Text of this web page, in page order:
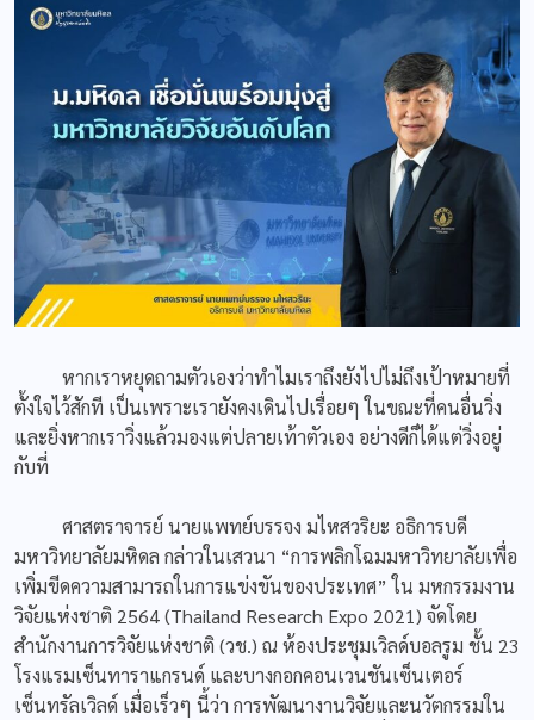
หากเราหยุดถามตัวเองว่าทำไมเราถึงยังไปไม่ถึงเป้าหมายที่
ตั้งใจไว้สักที เป็นเพราะเรายังคงเดินไปเรื่อยๆ ในขณะที่คนอื่นวิ่ง
และยิ่งหากเราวิ่งแล้วมองแต่ปลายเท้าตัวเอง อย่างดีก็ได้แต่วิ่งอยู่
กับที่
ศาสตราจารย์ นายแพทย์บรรจง มไหสวริยะ อธิการบดี
มหาวิทยาลัยมหิดล กล่าวในเสวนา “การพลิกโฉมมหาวิทยาลัยเพื่อ
เพิ่มขีดความสามารถในการแข่งขันของประเทศ” ใน มหกรรมงาน
วิจัยแห่งชาติ 2564 (Thailand Research Expo 2021) จัดโดย
สำนักงานการวิจัยแห่งชาติ (วช.) ณ ห้องประชุมเวิลด์บอลรูม ชั้น 23
โรงแรมเซ็นทาราแกรนด์ และบางกอกคอนเวนชันเซ็นเตอร์
เซ็นทรัลเวิลด์ เมื่อเร็วๆ นี้ว่า การพัฒนางานวิจัยและนวัตกรรมใน